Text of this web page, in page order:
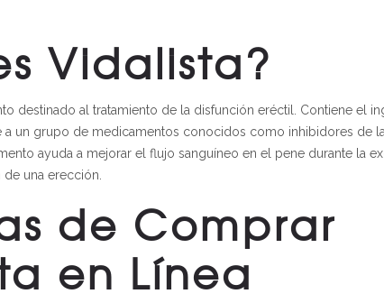
Vidalista?
destinado al tratamiento de la disfunción eréctil. Contiene el
a un grupo de medicamentos conocidos como inhibidores de
ayuda a mejorar el flujo sanguíneo en el pene durante la
una erección.
de Comprar
en Línea